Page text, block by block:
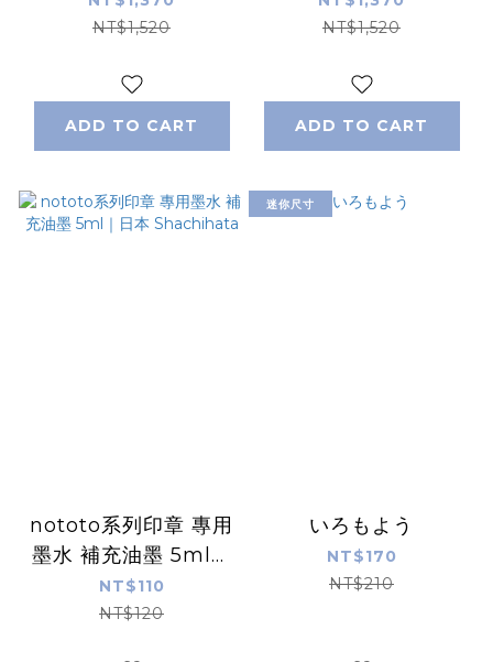
NT$1,520
ADD TO CART
NT$1,520
ADD TO CART
nototo系列印章 專用
墨水 補充油墨 5ml｜
日本 Shachihata
NT$110
NT$120
迷你尺寸
いろもよう
NT$170
NT$210